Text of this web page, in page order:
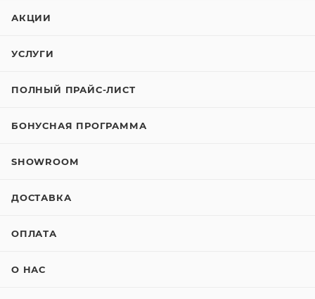
АКЦИИ
УСЛУГИ
ПОЛНЫЙ ПРАЙС-ЛИСТ
БОНУСНАЯ ПРОГРАММА
SHOWROOM
ДОСТАВКА
ОПЛАТА
О НАС